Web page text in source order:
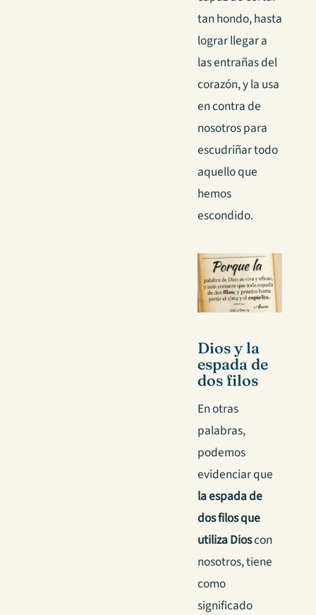
tan hondo, hasta
lograr llegar a
las entrañas del
corazón, y la usa
en contra de
nosotros para
escudriñar todo
aquello que
hemos
escondido.
Dios y la
espada de
dos filos
En otras
palabras,
podemos
evidenciar que
la espada de
dos filos que
utiliza Dioscon
nosotros, tiene
como
significado